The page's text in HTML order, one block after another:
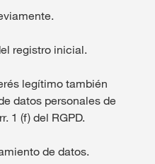
registro inicial.
legítimo también
datos personales de
1 (f) del RGPD.
de datos.